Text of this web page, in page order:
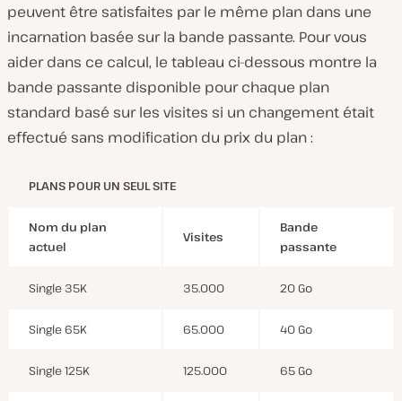
peuvent être satisfaites par le même plan dans une
incarnation basée sur la bande passante. Pour vous
aider dans ce calcul, le tableau ci-dessous montre la
bande passante disponible pour chaque plan
standard basé sur les visites si un changement était
effectué sans modification du prix du plan :
PLANS POUR UN SEUL SITE
Nom du plan
actuel
Visites
Bande
passante
Single 35K 35.000 20 Go
Single 65K 65.000 40 Go
Single 125K 125.000 65 Go